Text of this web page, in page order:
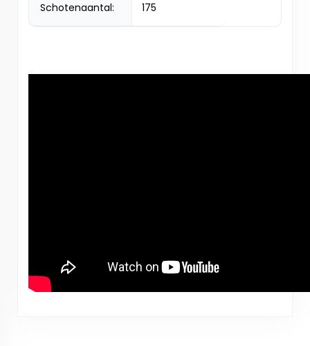
Schotenaantal: 175